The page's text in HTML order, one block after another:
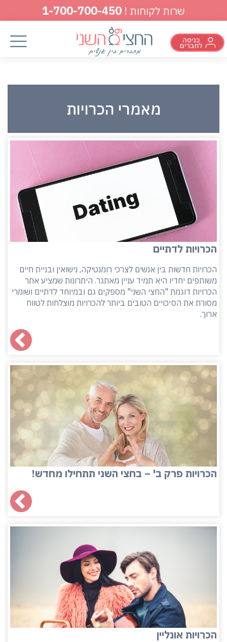
שרות לקוחות ! 1-700-700-450
מאמרי הכרויות
הכרויות לדתיים
הכרויות חדשות בין אנשים לצרכי רומנטיקה, נישואין ובניית חיים
משותפים יחדיו היא תמיד עניין מאתגר. היתרונות שמציע אתר
הכרויות דוגמת "החצי השני" מספקים גם ובמיוחד לדתיים ושומרי
מסורת את הסיכויים הטובים ביותר להכרויות מוצלחות לטווח
ארוך.
הכרויות פרק ב' – בחצי השני תתחילו מחדש!
הכרויות אונליין